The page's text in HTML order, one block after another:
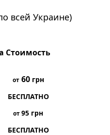
всей Украине)
Стоимость
от60грн
БЕСПЛАТНО
от95 грн
БЕСПЛАТНО